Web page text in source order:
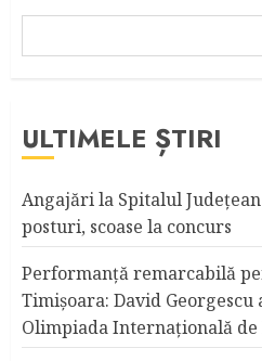
ULTIMELE ȘTIRI
Angajări la Spitalul
posturi, scoase la concurs
Performanță remarcabilă
Timișoara: David
Olimpiada Internațională